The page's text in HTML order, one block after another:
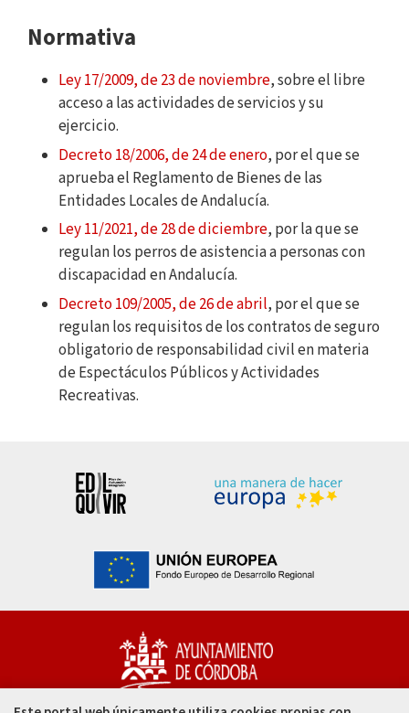
Normativa
Ley 17/2009, de 23 de noviembre, sobre el libre
acceso a las actividades de servicios y su
ejercicio.
Decreto 18/2006, de 24 de enero, por el que se
aprueba el Reglamento de Bienes de las
Entidades Locales de Andalucía.
Ley 11/2021, de 28 de diciembre, por la que se
regulan los perros de asistencia a personas con
discapacidad en Andalucía.
Decreto 109/2005, de 26 de abril, por el que se
regulan los requisitos de los contratos de seguro
obligatorio de responsabilidad civil en materia
de Espectáculos Públicos y Actividades
Recreativas.